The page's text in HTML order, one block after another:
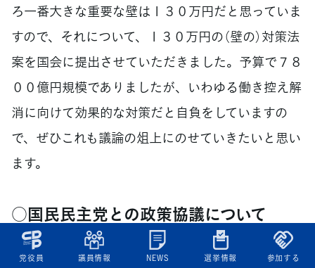
党役員 議員情報 NEWS 選挙情報 参加する
ろ一番大きな重要な壁は１３０万円だと思っていま
すので、それについて、１３０万円の（壁の）対策法
案を国会に提出させていただきました。予算で７８
００億円規模でありましたが、いわゆる働き控え解
消に向けて効果的な対策だと自負をしていますの
で、ぜひこれも議論の俎上にのせていきたいと思い
ます。
○国民民主党との政策協議について
【産経新聞】